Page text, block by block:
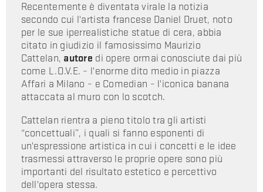
Recentemente è diventata virale la notizia
secondo cui l'artista francese Daniel Druet, noto
per le sue iperrealistiche statue di cera, abbia
citato in giudizio il famosissimo Maurizio
Cattelan, autore di opere ormai conosciute dai più
come L.O.V.E. – l'enorme dito medio in piazza
Affari a Milano – e Comedian – l'iconica banana
attaccata al muro con lo scotch.
Cattelan rientra a pieno titolo tra gli artisti
“concettuali”, i quali si fanno esponenti di
un'espressione artistica in cui i concetti e le idee
trasmessi attraverso le proprie opere sono più
importanti del risultato estetico e percettivo
dell'opera stessa.